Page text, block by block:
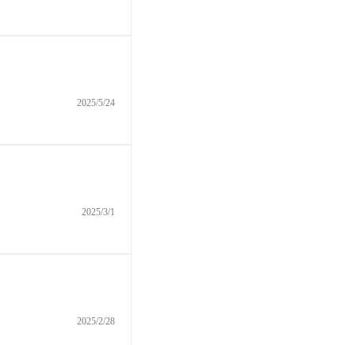
2025/5/24
2025/3/1
2025/2/28